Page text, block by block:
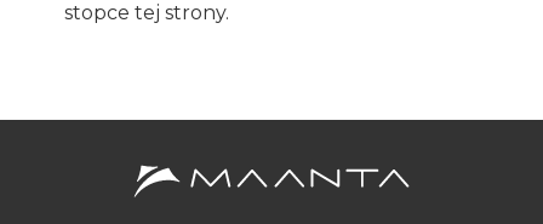
stopce tej strony.